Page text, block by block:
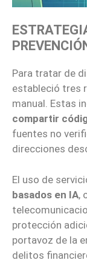
Para tratar de
estableció tres
manual. Estas
compartir
fuentes no
direcciones
El uso de
basados en IA,
protección
portavoz de la
delitos